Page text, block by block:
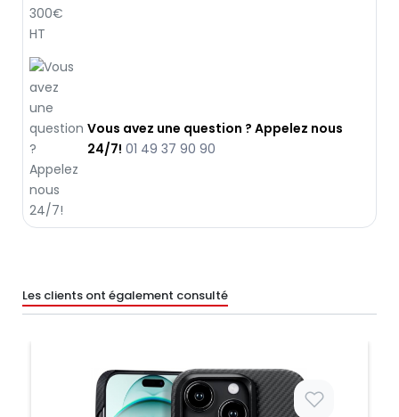
Vous avez une question ? Appelez nous
24/7! 01 49 37 90 90
Les clients ont également consulté